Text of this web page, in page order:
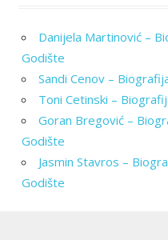
Danijela Martinović –
Godište
Sandi Cenov –
Toni Cetinski –
Goran Bregović –
Godište
Jasmin Stavros –
Godište